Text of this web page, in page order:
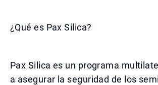
¿Qué es Pax Silica?
Pax Silica es un programa
a asegurar la seguridad de los